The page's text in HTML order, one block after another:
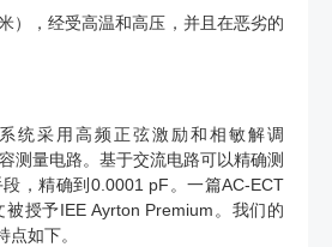
），经受高温和高压，并且在恶劣的
统采用高频正弦激励和相敏解调
测量电路。基于交流电路可以精确测
，精确到0.0001 pF。一篇AC-ECT
授予IEE Ayrton Premium。我们的
如下。